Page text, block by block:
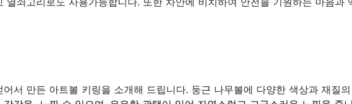
서 만든 아트볼 키링을 소개해 드립니다. 둥근 나무볼에 다양한 색상과 재질